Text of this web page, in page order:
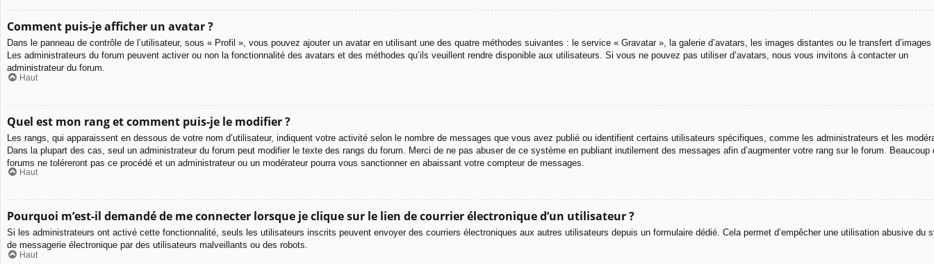
Comment puis-je afficher un avatar ?
Dans le panneau de contrôle de l’utilisateur, sous « Profil », vous pouvez ajouter un avatar en utilisant une des quatre méthodes suivantes : le service « Gravatar », la galerie d’avatars, les images distantes ou le transfert
Les administrateurs du forum peuvent activer ou non la fonctionnalité des avatars et des méthodes qu’ils veuillent rendre disponible aux utilisateurs. Si vous ne pouvez pas utiliser d’avatars, nous vous invitons à contacter un
administrateur du forum.
Haut
Quel est mon rang et comment puis-je le modifier ?
Les rangs, qui apparaissent en dessous de votre nom d’utilisateur, indiquent votre activité selon le nombre de messages que vous avez publié ou identifient certains utilisateurs spécifiques, comme les administrateurs et les
Dans la plupart des cas, seul un administrateur du forum peut modifier le texte des rangs du forum. Merci de ne pas abuser de ce système en publiant inutilement des messages afin d’augmenter votre rang sur le forum. Beaucoup
forums ne toléreront pas ce procédé et un administrateur ou un modérateur pourra vous sanctionner en abaissant votre compteur de messages.
Haut
Pourquoi m’est-il demandé de me connecter lorsque je clique sur le lien de courrier électronique d’un utilisateur ?
Si les administrateurs ont activé cette fonctionnalité, seuls les utilisateurs inscrits peuvent envoyer des courriers électroniques aux autres utilisateurs depuis un formulaire dédié. Cela permet d’empêcher une utilisation abusive du
de messagerie électronique par des utilisateurs malveillants ou des robots.
Haut